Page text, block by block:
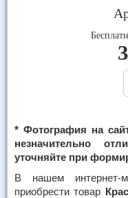
* Фотография на
незначительно
уточняйте при
В нашем интернет-
приобрести товар